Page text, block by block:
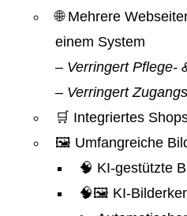
🌐 Mehrere
einem System
– Verringert Pflege-
– Verringert
🛒 Integriertes
🖼️ Umfangreiche
🧠 KI-gestützte
🧠🖼️ KI-